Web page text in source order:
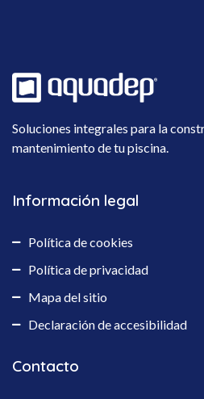
Soluciones integrales para la
mantenimiento de tu piscina.
Información legal
Política de cookies
Política de privacidad
Mapa del sitio
Declaración de accesibilidad
Contacto